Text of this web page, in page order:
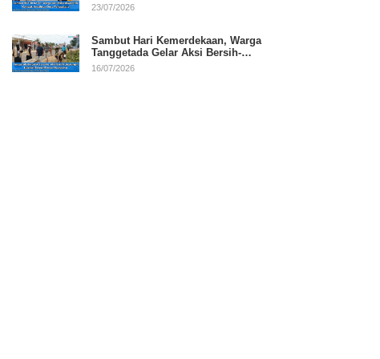
RI
23/07/2026
Sambut Hari Kemerdekaan, Warga
Tanggetada Gelar Aksi Bersih-
Bersih Desa
16/07/2026